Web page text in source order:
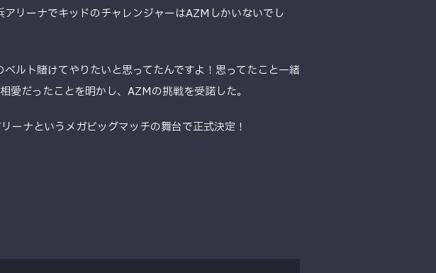
リーナでキッドのチャレンジャーはAZMしかいないでし
ルト賭けてやりたいと思ってたんですよ！思ってたこと一緒
だったことを明かし、AZMの挑戦を受諾した。
ーナというメガビッグマッチの舞台で正式決定！